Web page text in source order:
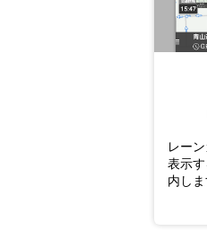
レー
表示
内しま